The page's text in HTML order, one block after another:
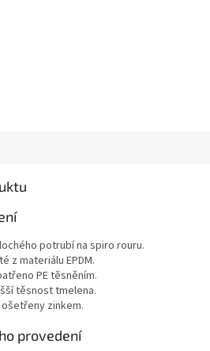
potrubí na spiro rouru.
z materiálu EPDM.
PE těsněním.
těsnost tmelena.
zinkem.
provedení